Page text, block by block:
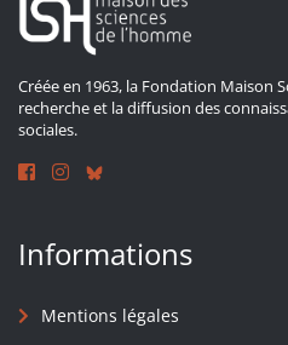
Créée en 1963, la Fondation Maison
recherche et la diffusion des
sociales.
Informations
Mentions légales